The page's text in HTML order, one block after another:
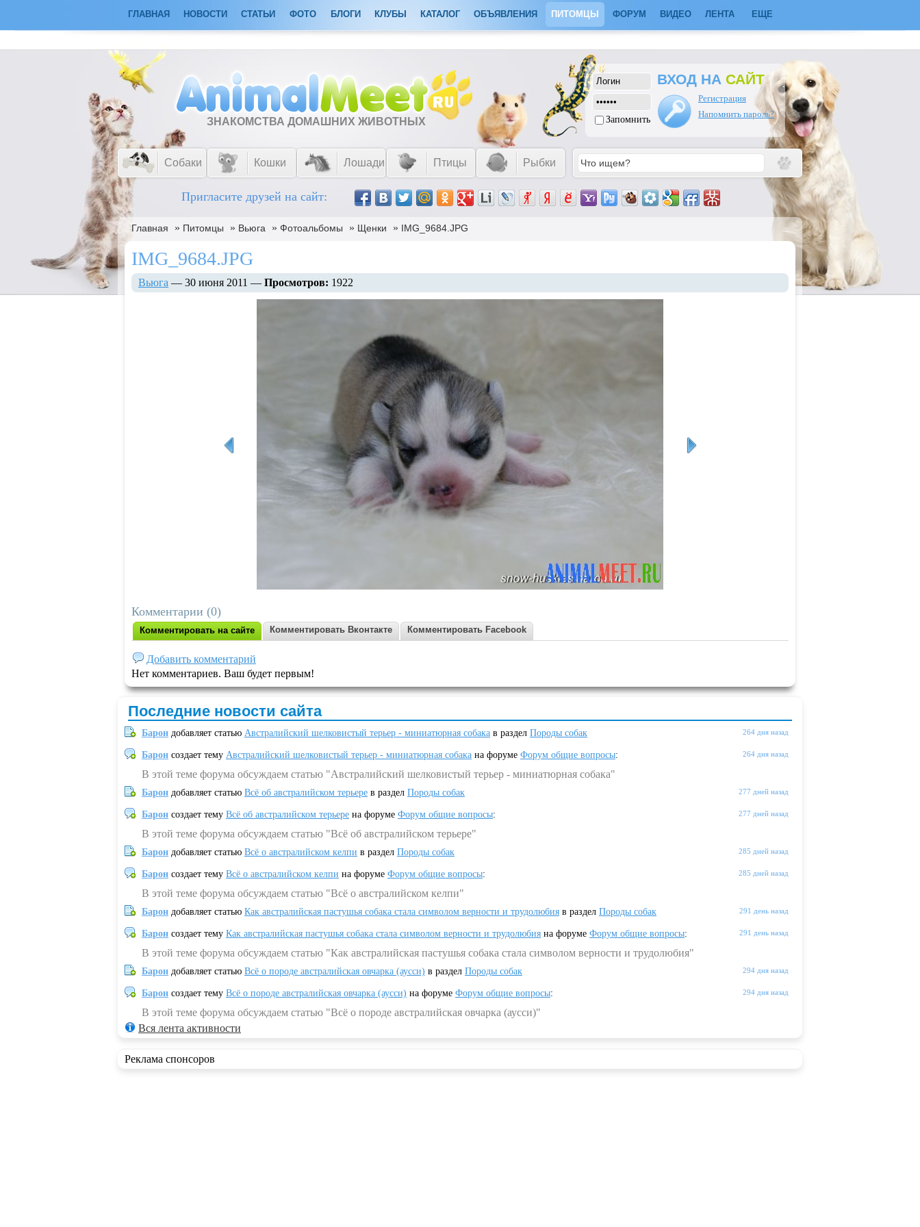
ГЛАВНАЯ НОВОСТИ СТАТЬИ ФОТО БЛОГИ КЛУБЫ КАТАЛОГ ОБЪЯВЛЕНИЯ ПИТОМЦЫ ФОРУМ ВИДЕО ЛЕНТА ЕЩЕ
ЗНАКОМСТВА ДОМАШНИХ ЖИВОТНЫХ Запомнить
ВХОД НА САЙТ
Регистрация
Напомнить пароль?
Собаки Кошки Лошади Птицы Рыбки
Пригласите друзей на сайт:
Главная » Питомцы » Вьюга » Фотоальбомы » Щенки » IMG_9684.JPG
IMG_9684.JPG
Вьюга — 30 июня 2011 — Просмотров: 1922
Комментарии (0)
Комментировать на сайте Комментировать Вконтакте Комментировать Facebook
Добавить комментарий
Нет комментариев. Ваш будет первым!
Последние новости сайта
264 дня назад
Барон добавляет статью Австралийский шелковистый терьер - миниатюрная собака в раздел Породы собак
264 дня назад
Барон создает тему Австралийский шелковистый терьер - миниатюрная собака на форуме Форум общие вопросы:
В этой теме форума обсуждаем статью "Австралийский шелковистый терьер - миниатюрная собака"
277 дней назад
Барон добавляет статью Всё об австралийском терьере в раздел Породы собак
277 дней назад
Барон создает тему Всё об австралийском терьере на форуме Форум общие вопросы:
В этой теме форума обсуждаем статью "Всё об австралийском терьере"
285 дней назад
Барон добавляет статью Всё о австралийском келпи в раздел Породы собак
285 дней назад
Барон создает тему Всё о австралийском келпи на форуме Форум общие вопросы:
В этой теме форума обсуждаем статью "Всё о австралийском келпи"
291 день назад
Барон добавляет статью Как австралийская пастушья собака стала символом верности и трудолюбия в раздел Породы собак
291 день назад
Барон создает тему Как австралийская пастушья собака стала символом верности и трудолюбия на форуме Форум общие вопросы:
В этой теме форума обсуждаем статью "Как австралийская пастушья собака стала символом верности и трудолюбия"
294 дня назад
Барон добавляет статью Всё о породе австралийская овчарка (аусси) в раздел Породы собак
294 дня назад
Барон создает тему Всё о породе австралийская овчарка (аусси) на форуме Форум общие вопросы:
В этой теме форума обсуждаем статью "Всё о породе австралийская овчарка (аусси)"
Вся лента активности
Реклама спонсоров